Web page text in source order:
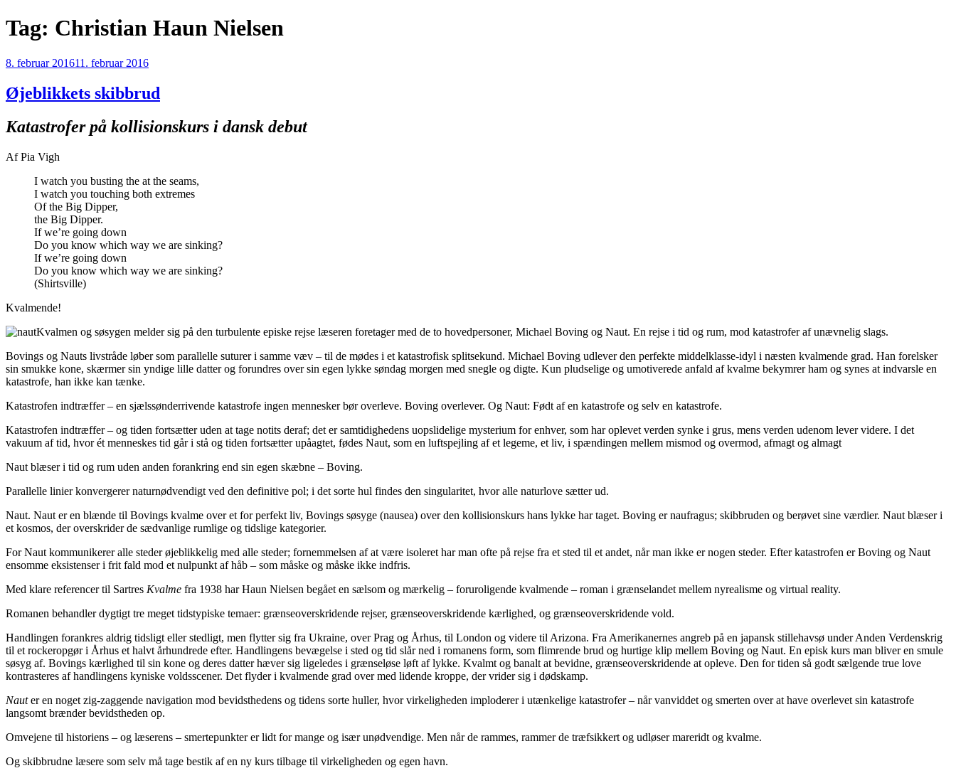
Videre
til
Tag: Christian Haun Nielsen
Udgivet
8. februar 201611. februar 2016
Øjeblikkets skibbrud
Katastrofer på kollisionskurs i dansk debut
Af Pia Vigh
I watch you busting the at the seams,
I watch you touching both extremes
Of the Big Dipper,
the Big Dipper.
If we’re going down
Do you know which way we are sinking?
If we’re going down
Do you know which way we are sinking?
(Shirtsville)
Kvalmende!
Kvalmen og søsygen melder sig på den turbulente episke rejse læseren foretager med de to hovedpersoner, Michael Boving og Naut. En rejse i tid og rum, mod katastrofer af unævnelig slags.
Bovings og Nauts livstråde løber som parallelle suturer i samme væv – til de mødes i et katastrofisk splitsekund. Michael Boving udlever den perfekte middelklasse-idyl i næsten kvalmende grad. Han forelsker
sin smukke kone, skærmer sin yndige lille datter og forundres over sin egen lykke søndag morgen med snegle og digte. Kun pludselige og umotiverede anfald af kvalme bekymrer ham og synes at indvarsle en
katastrofe, han ikke kan tænke.
Katastrofen indtræffer – en sjælssønderrivende katastrofe ingen mennesker bør overleve. Boving overlever. Og Naut: Født af en katastrofe og selv en katastrofe.
Katastrofen indtræffer – og tiden fortsætter uden at tage notits deraf; det er samtidighedens uopslidelige mysterium for enhver, som har oplevet verden synke i grus, mens verden udenom lever videre. I det
vakuum af tid, hvor ét menneskes tid går i stå og tiden fortsætter upåagtet, fødes Naut, som en luftspejling af et legeme, et liv, i spændingen mellem mismod og overmod, afmagt og almagt
Naut blæser i tid og rum uden anden forankring end sin egen skæbne – Boving.
Parallelle linier konvergerer naturnødvendigt ved den definitive pol; i det sorte hul findes den singularitet, hvor alle naturlove sætter ud.
Naut. Naut er en blænde til Bovings kvalme over et for perfekt liv, Bovings søsyge (nausea) over den kollisionskurs hans lykke har taget. Boving er naufragus; skibbruden og berøvet sine værdier. Naut blæser i
et kosmos, der overskrider de sædvanlige rumlige og tidslige kategorier.
For Naut kommunikerer alle steder øjeblikkelig med alle steder; fornemmelsen af at være isoleret har man ofte på rejse fra et sted til et andet, når man ikke er nogen steder. Efter katastrofen er Boving og Naut
ensomme eksistenser i frit fald mod et nulpunkt af håb – som måske og måske ikke indfris.
Med klare referencer til Sartres Kvalme fra 1938 har Haun Nielsen begået en sælsom og mærkelig – foruroligende kvalmende – roman i grænselandet mellem nyrealisme og virtual reality.
Romanen behandler dygtigt tre meget tidstypiske temaer: grænseoverskridende rejser, grænseoverskridende kærlighed, og grænseoverskridende vold.
Handlingen forankres aldrig tidsligt eller stedligt, men flytter sig fra Ukraine, over Prag og Århus, til London og videre til Arizona. Fra Amerikanernes angreb på en japansk stillehavsø under Anden Verdenskrig
til et rockeropgør i Århus et halvt århundrede efter. Handlingens bevægelse i sted og tid slår ned i romanens form, som flimrende brud og hurtige klip mellem Boving og Naut. En episk kurs man bliver en smule
søsyg af. Bovings kærlighed til sin kone og deres datter hæver sig ligeledes i grænseløse løft af lykke. Kvalmt og banalt at bevidne, grænseoverskridende at opleve. Den for tiden så godt sælgende true love
kontrasteres af handlingens kyniske voldsscener. Det flyder i kvalmende grad over med lidende kroppe, der vrider sig i dødskamp.
Nauter en noget zig-zaggende navigation mod bevidsthedens og tidens sorte huller, hvor virkeligheden imploderer i utænkelige katastrofer – når vanviddet og smerten over at have overlevet sin katastrofe
langsomt brænder bevidstheden op.
Omvejene til historiens – og læserens – smertepunkter er lidt for mange og især unødvendige. Men når de rammes, rammer de træfsikkert og udløser mareridt og kvalme.
Og skibbrudne læsere som selv må tage bestik af en ny kurs tilbage til virkeligheden og egen havn.